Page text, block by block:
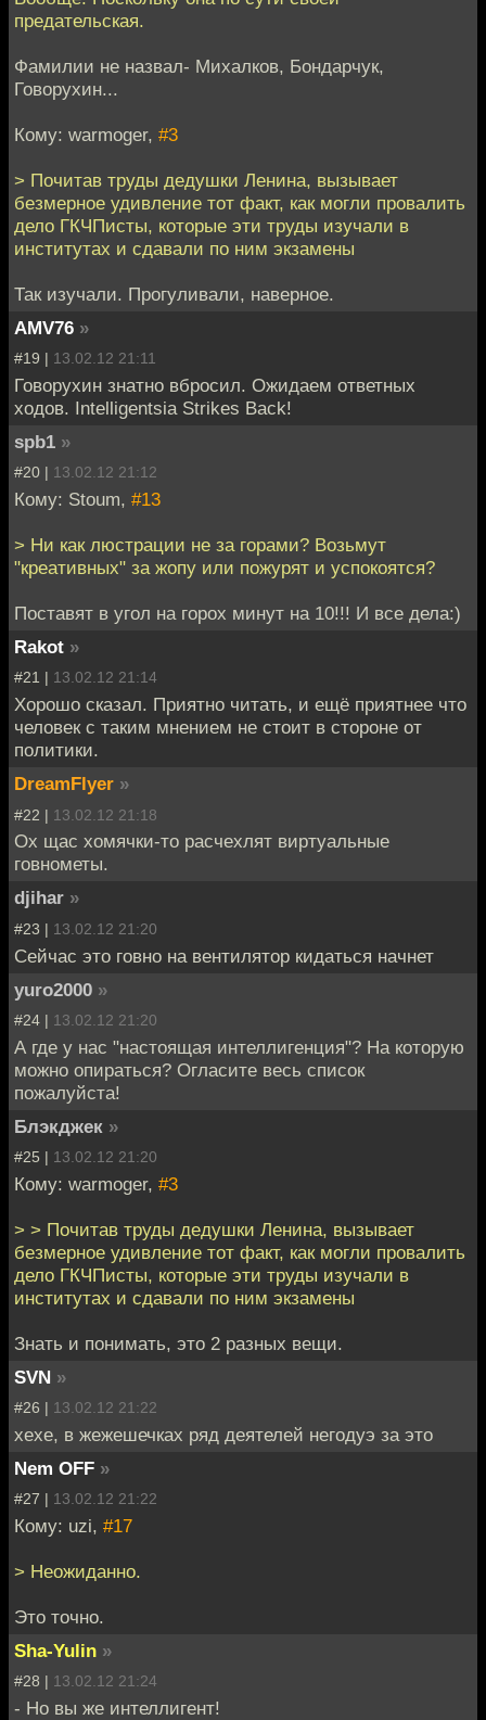
предательская.
Фамилии не назвал- Михалков, Бондарчук,
Говорухин...
Кому: warmoger, #3
> Почитав труды дедушки Ленина, вызывает
безмерное удивление тот факт, как могли провалить
дело ГКЧПисты, которые эти труды изучали в
институтах и сдавали по ним экзамены
Так изучали. Прогуливали, наверное.
AMV76 »
#19 | 13.02.12 21:11
Говорухин знатно вбросил. Ожидаем ответных
ходов. Intelligentsia Strikes Back!
spb1 »
#20 | 13.02.12 21:12
Кому: Stoum, #13
> Ни как люстрации не за горами? Возьмут
"креативных" за жопу или пожурят и успокоятся?
Поставят в угол на горох минут на 10!!! И все дела:)
Rakot »
#21 | 13.02.12 21:14
Хорошо сказал. Приятно читать, и ещё приятнее что
человек с таким мнением не стоит в стороне от
политики.
DreamFlyer »
#22 | 13.02.12 21:18
Ох щас хомячки-то расчехлят виртуальные
говнометы.
djihar »
#23 | 13.02.12 21:20
Сейчас это говно на вентилятор кидаться начнет
yuro2000 »
#24 | 13.02.12 21:20
А где у нас "настоящая интеллигенция"? На которую
можно опираться? Огласите весь список
пожалуйста!
Блэкджек »
#25 | 13.02.12 21:20
Кому: warmoger, #3
> > Почитав труды дедушки Ленина, вызывает
безмерное удивление тот факт, как могли провалить
дело ГКЧПисты, которые эти труды изучали в
институтах и сдавали по ним экзамены
Знать и понимать, это 2 разных вещи.
SVN »
#26 | 13.02.12 21:22
хехе, в жежешечках ряд деятелей негодуэ за это
Nem OFF »
#27 | 13.02.12 21:22
Кому: uzi, #17
> Неожиданно.
Это точно.
Sha-Yulin »
#28 | 13.02.12 21:24
- Но вы же интеллигент!